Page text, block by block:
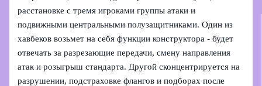
расстановке с тремя игроками группы атаки и
подвижными центральными полузащитниками. Один из
хавбеков возьмет на себя функции конструктора - будет
отвечать за разрезающие передачи, смену направления
атак и розыгрыш стандарта. Другой сконцентрируется на
разрушении, подстраховке флангов и подборах после